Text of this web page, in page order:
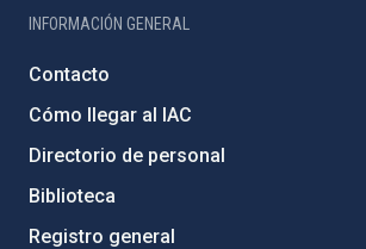
INFORMACIÓN GENERAL
Contacto
Cómo llegar al IAC
Directorio de personal
Biblioteca
Registro general